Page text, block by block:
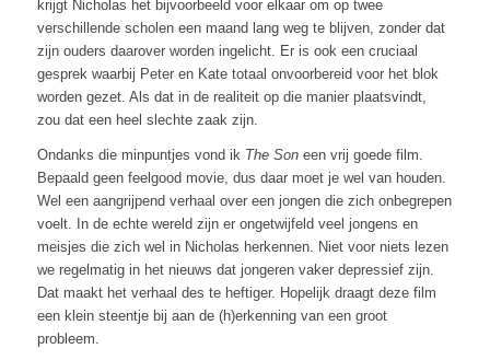
krijgt Nicholas het bijvoorbeeld voor elkaar om op twee
verschillende scholen een maand lang weg te blijven, zonder dat
zijn ouders daarover worden ingelicht. Er is ook een cruciaal
gesprek waarbij Peter en Kate totaal onvoorbereid voor het blok
worden gezet. Als dat in de realiteit op die manier plaatsvindt,
zou dat een heel slechte zaak zijn.
Ondanks die minpuntjes vond ik The Soneen vrij goede film.
Bepaald geen feelgood movie, dus daar moet je wel van houden.
Wel een aangrijpend verhaal over een jongen die zich onbegrepen
voelt. In de echte wereld zijn er ongetwijfeld veel jongens en
meisjes die zich wel in Nicholas herkennen. Niet voor niets lezen
we regelmatig in het nieuws dat jongeren vaker depressief zijn.
Dat maakt het verhaal des te heftiger. Hopelijk draagt deze film
een klein steentje bij aan de (h)erkenning van een groot
probleem.